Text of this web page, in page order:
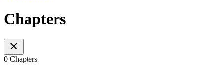
Chapters
0 Chapters